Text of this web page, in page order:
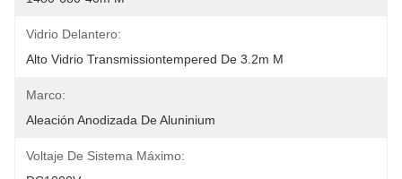
Vidrio Delantero:
Alto Vidrio Transmissiontempered De 3.2m M
Marco:
Aleación Anodizada De Aluninium
Voltaje De Sistema Máximo: